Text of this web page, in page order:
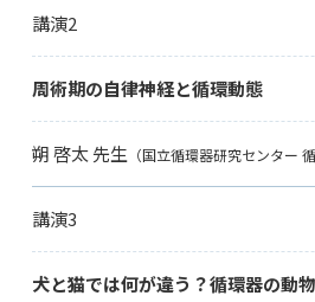
講演2
周術期の自律神経と循環動態
朔 啓太 先生 （国立循環器研究センター
講演3
犬と猫では何が違う？循環器の動